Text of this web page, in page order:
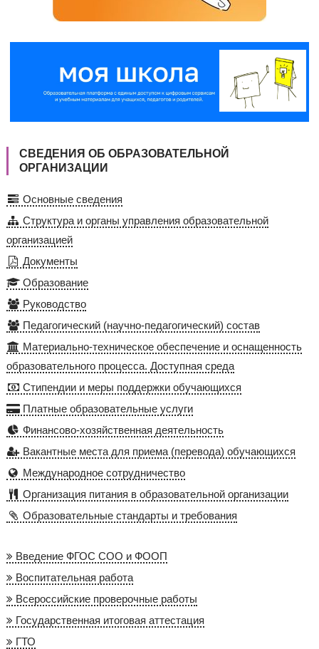
СВЕДЕНИЯ ОБ ОБРАЗОВАТЕЛЬНОЙ
ОРГАНИЗАЦИИ
Основные сведения
Структура и органы управления образовательной
организацией
Документы
Образование
Руководство
Педагогический (научно-педагогический) состав
Материально-техническое обеспечение и оснащенность
образовательного процесса. Доступная среда
Стипендии и меры поддержки обучающихся
Платные образовательные услуги
Финансово-хозяйственная деятельность
Вакантные места для приема (перевода) обучающихся
Международное сотрудничество
Организация питания в образовательной организации
Образовательные стандарты и требования
Введение ФГОС СОО и ФООП
Воспитательная работа
Всероссийские проверочные работы
Государственная итоговая аттестация
ГТО